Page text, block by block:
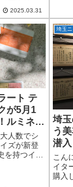
国さいた
会館」
ナップを
2025.03.31
階、
から
ート テ
が5月1
ルミネ大
人数でシ
ズが新登
持つイタ
埼玉
埼
う
潜入
こん
イタ
購入